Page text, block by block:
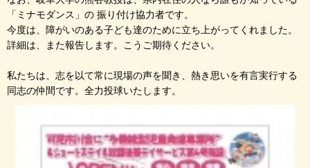
「ミナモダンス」の 振り付け協力者です。
今度は、障がいのある子ども達のために立ち上がってくれました。
詳細は、また報告します。こうご期待ください。
私たちは、志を以て常に現場の声を聞き、熱き思いを有言実行する
同志の仲間です。全力投球いたします。